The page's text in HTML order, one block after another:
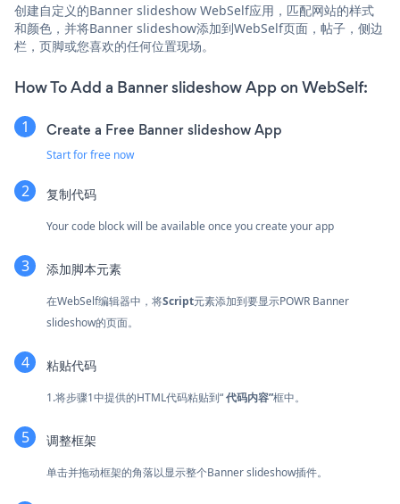
创建自定义的Banner slideshow WebSelf应用，匹配网站的样式
和颜色，并将Banner slideshow添加到WebSelf页面，帖子，侧边
栏，页脚或您喜欢的任何位置现场。
How To Add a Banner slideshow App on WebSelf:
Create a Free Banner slideshow App
Start for free now
复制代码
Your code block will be available once you create your app
添加脚本元素
在WebSelf编辑器中，将Script元素添加到要显示POWR Banner
slideshow的页面。
粘贴代码
1.将步骤1中提供的HTML代码粘贴到“代码内容”框中。
调整框架
单击并拖动框架的角落以显示整个Banner slideshow插件。